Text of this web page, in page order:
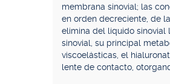
membrana sinovial; las
en orden decreciente, de
elimina del líquido sinovial
sinovial, su principal
viscoelásticas, el
lente de contacto,